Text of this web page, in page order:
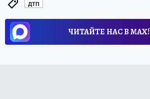
ДТП
ЧИТАЙТЕ НАС В МАХ!